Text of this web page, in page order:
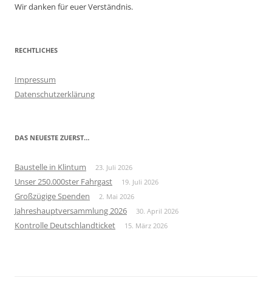
Wir danken für euer Verständnis.
RECHTLICHES
Impressum
Datenschutzerklärung
DAS NEUESTE ZUERST…
Baustelle in Klintum 23. Juli 2026
Unser 250.000ster Fahrgast 19. Juli 2026
Großzügige Spenden 2. Mai 2026
Jahreshauptversammlung 2026 30. April 2026
Kontrolle Deutschlandticket 15. März 2026